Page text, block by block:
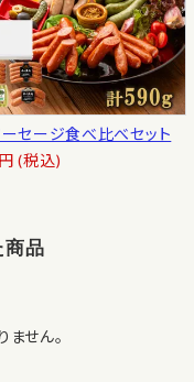
セージ食べ比べセット
円(税込)
商品
せん。